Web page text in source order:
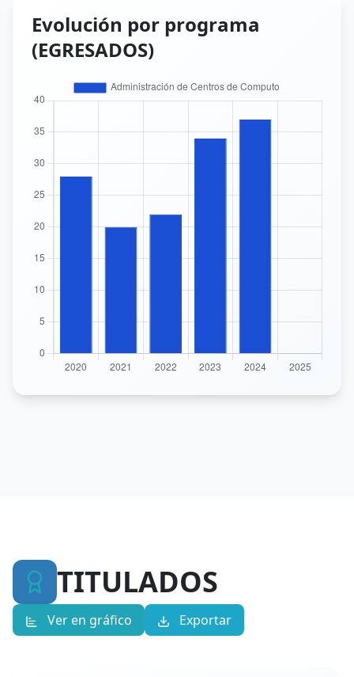
Evolución por programa
(EGRESADOS)
TITULADOS
Ver en gráfico Exportar